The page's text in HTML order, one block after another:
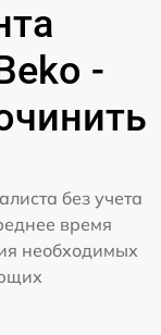
-
без учета
время
необходимых